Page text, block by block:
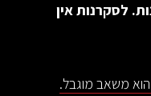
לסקרנות אין
הוא משאב מוגבל.